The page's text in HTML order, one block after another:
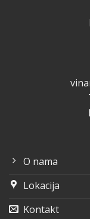
O nama
Lokacija
Kontakt